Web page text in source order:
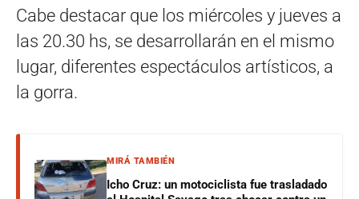
Cabe destacar que los miércoles y jueves a
las 20.30 hs, se desarrollarán en el mismo
lugar, diferentes espectáculos artísticos, a
la gorra.
MIRÁ TAMBIÉN
Icho Cruz: un motociclista fue trasladado